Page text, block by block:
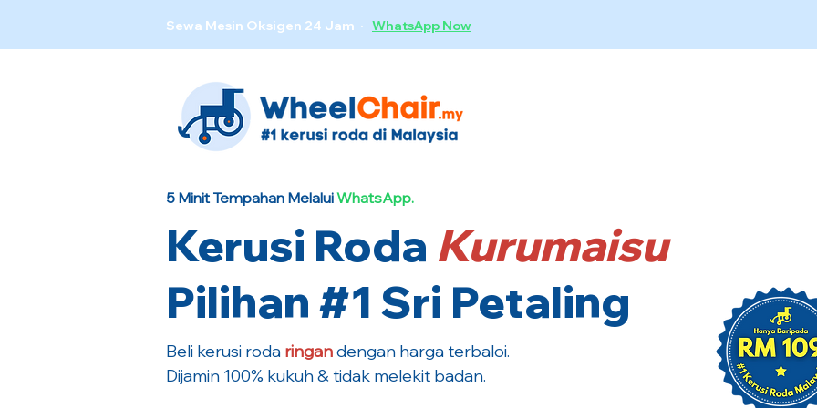
Sewa Mesin Oksigen 24 Jam · WhatsApp Now
5 Minit Tempahan MelaluiWhatsApp.
Pilihan #1 Sri Petaling
Beli kerusi roda ringandengan harga terbaloi.
Dijamin 100% kukuh & tidak melekit badan.
Kerusi Roda Kurumaisu